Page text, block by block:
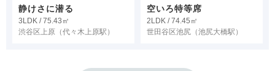
静けさに潜る
3LDK / 75.43㎡
渋谷区上原 （代々木上原駅）
空いろ特等席
2LDK / 74.45㎡
世田谷区池尻 （池尻大橋駅）